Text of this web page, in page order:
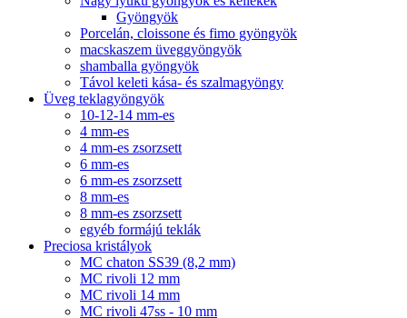
Gyöngyök
Porcelán, cloissone és fimo gyöngyök
macskaszem üveggyöngyök
shamballa gyöngyök
Távol keleti kása- és szalmagyöngy
Üveg teklagyöngyök
10-12-14 mm-es
4 mm-es
4 mm-es zsorzsett
6 mm-es
6 mm-es zsorzsett
8 mm-es
8 mm-es zsorzsett
egyéb formájú teklák
Preciosa kristályok
MC chaton SS39 (8,2 mm)
MC rivoli 12 mm
MC rivoli 14 mm
MC rivoli 47ss - 10 mm